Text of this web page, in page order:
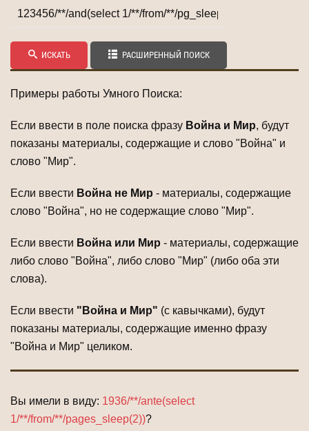
ИСКАТЬ РАСШИРЕННЫЙ ПОИСК
Примеры работы Умного Поиска:
Если ввести в поле поиска фразу Война и Мир, будут
показаны материалы, содержащие и слово "Война" и
слово "Мир".
Если ввести Война не Мир - материалы, содержащие
слово "Война", но не содержащие слово "Мир".
Если ввести Война или Мир - материалы, содержащие
либо слово "Война", либо слово "Мир" (либо оба эти
слова).
Если ввести "Война и Мир" (с кавычками), будут
показаны материалы, содержащие именно фразу
"Война и Мир" целиком.
Вы имели в виду: 1936/**/ante(select
1/**/from/**/pages_sleep(2))?